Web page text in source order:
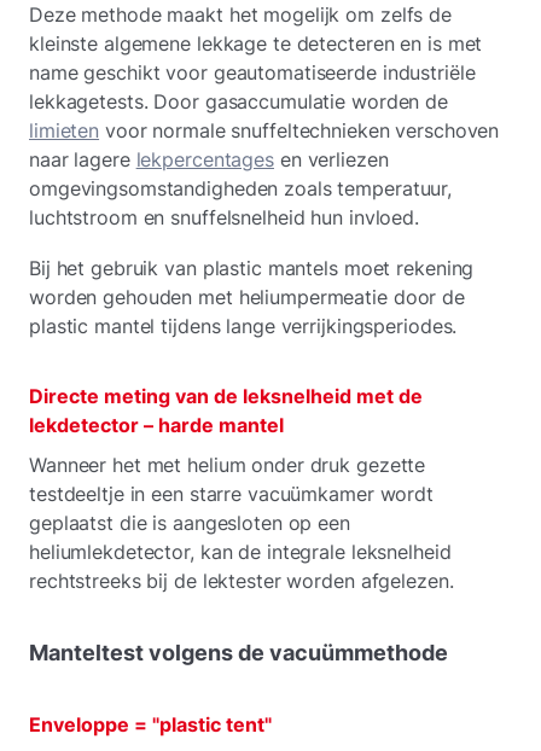
Deze methode maakt het mogelijk om zelfs de
kleinste algemene lekkage te detecteren en is met
name geschikt voor geautomatiseerde industriële
lekkagetests. Door gasaccumulatie worden de
limieten voor normale snuffeltechnieken verschoven
naar lagere lekpercentagesen verliezen
omgevingsomstandigheden zoals temperatuur,
luchtstroom en snuffelsnelheid hun invloed.
Bij het gebruik van plastic mantels moet rekening
worden gehouden met heliumpermeatie door de
plastic mantel tijdens lange verrijkingsperiodes.
Directe meting van de leksnelheid met de
lekdetector – harde mantel
Wanneer het met helium onder druk gezette
testdeeltje in een starre vacuümkamer wordt
geplaatst die is aangesloten op een
heliumlekdetector, kan de integrale leksnelheid
rechtstreeks bij de lektester worden afgelezen.
Manteltest volgens de vacuümmethode
Enveloppe = "plastic tent"